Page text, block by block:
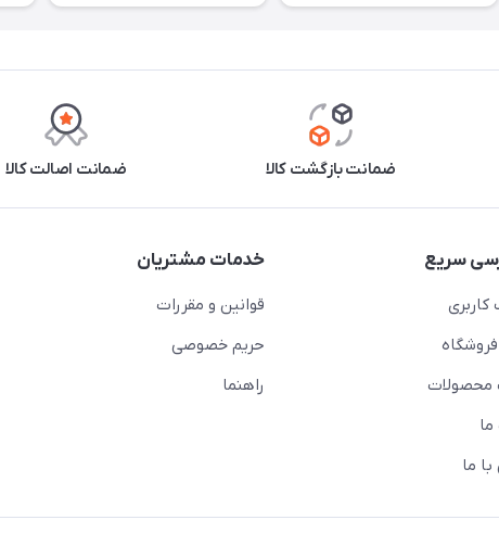
ضمانت بازگشت کالا ضمانت اصالت کالا
سریع
محصولات
ما
ما
خدمات مشتریان
قوانین و مقررات
حریم خصوصی
راهنما